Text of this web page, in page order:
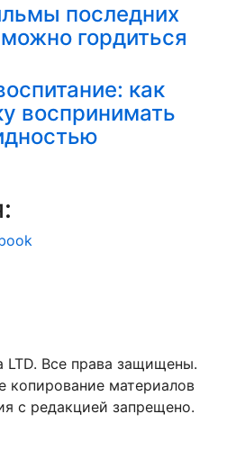
последних
гордиться
как
воспринимать
LTD. Все права защищены.
копирование материалов
с редакцией запрещено.